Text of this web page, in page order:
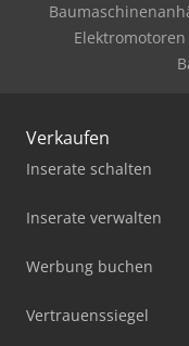
Elektromotoren
Verkaufen
Inserate schalten
Inserate verwalten
Werbung buchen
Vertrauenssiegel